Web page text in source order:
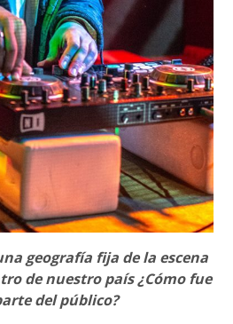
geografía fija de la escena
de nuestro país ¿Cómo fue
del público?